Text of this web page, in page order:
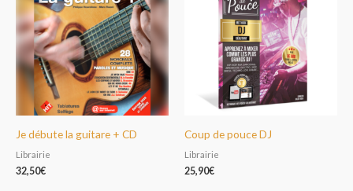
Je débute la guitare + CD
Librairie
32,50€
Coup de pouce DJ
Librairie
25,90€